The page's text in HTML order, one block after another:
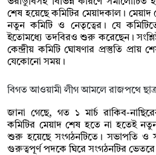
শেষ হয়েছে কমিটির মেয়াদকাল। মেয়াদ
নতুন কমিটি ও নেতৃত্বের। যে কমিটিতে
ইতোমধ্যে তদবিরও শুরু করেছেন।
কেন্দ্রীয় কমিটি ঘোষণার প্রস্তুতি প্রায়
যেকোনো সময়।
বিগত আওয়ামী লীগ আমলে রাজপথে
জানা গেছে, গত ১ মার্চ রাকিব-
কমিটির মেয়াদ শেষ হতে না হতেই
শুরু হয়েছে সংগঠনটিতে। সভাপতি ও
গুরুত্বপূর্ণ পদকে ঘিরে সংগঠনটির